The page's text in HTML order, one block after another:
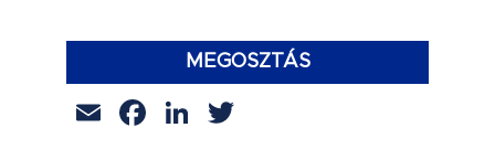
MEGOSZTÁS
EmailFacebook
LinkedIn